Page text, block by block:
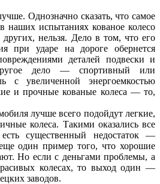
Однозначно сказать, что самое
наших испытаниях кованое колесо
других, нельзя. Дело в том, что его
при ударе на дороге обернется
деталей подвески и
дело — спортивный или
с увеличенной энергоемкостью
и прочные кованые колеса — то,
лучше всего подойдут легкие,
колеса. Такими оказались все
существенный недостаток —
один пример того, что хорошие
Но если с деньгами проблемы, а
колесах, то выход один —
заводов.